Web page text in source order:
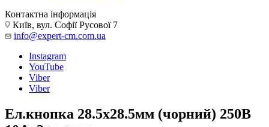
Контактна інформація
Київ, вул. Софії Русової 7
info@expert-cm.com.ua
Instagram
YouTube
Viber
Viber
Ел.кнопка 28.5х28.5мм (чорний) 250В